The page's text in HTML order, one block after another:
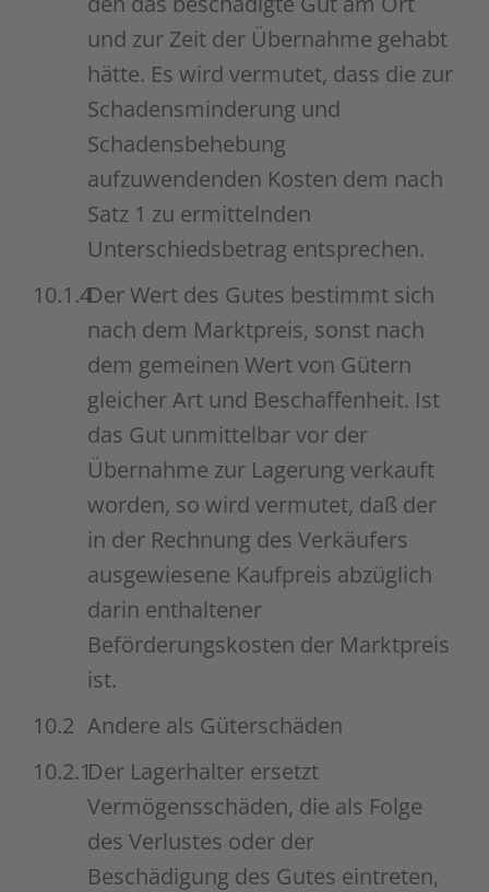
und zur Zeit der Übernahme gehabt
hätte. Es wird vermutet, dass die zur
Schadensminderung und
Schadensbehebung
aufzuwendenden Kosten dem nach
Satz 1 zu ermittelnden
Unterschiedsbetrag entsprechen.
10.1.4Der Wert des Gutes bestimmt sich
nach dem Marktpreis, sonst nach
dem gemeinen Wert von Gütern
gleicher Art und Beschaffenheit. Ist
das Gut unmittelbar vor der
Übernahme zur Lagerung verkauft
worden, so wird vermutet, daß der
in der Rechnung des Verkäufers
ausgewiesene Kaufpreis abzüglich
darin enthaltener
Beförderungskosten der Marktpreis
ist.
10.2 Andere als Güterschäden
10.2.1Der Lagerhalter ersetzt
Vermögensschäden, die als Folge
des Verlustes oder der
Beschädigung des Gutes eintreten,